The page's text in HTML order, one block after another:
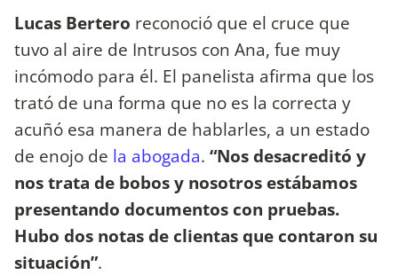
Lucas Bertero reconoció que el cruce que
tuvo al aire de Intrusos con Ana, fue muy
incómodo para él. El panelista afirma que los
trató de una forma que no es la correcta y
acuñó esa manera de hablarles, a un estado
de enojo de la abogada. “Nos desacreditó y
nos trata de bobos y nosotros estábamos
presentando documentos con pruebas.
Hubo dos notas de clientas que contaron su
situación”.